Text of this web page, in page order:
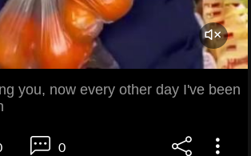
you, now every other day I've been
0